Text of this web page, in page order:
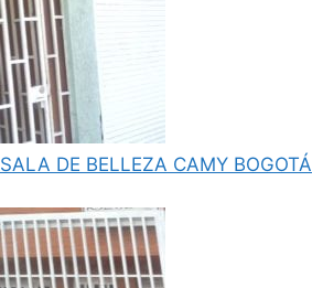
SALA DE BELLEZA CAMY BOGOTÁ